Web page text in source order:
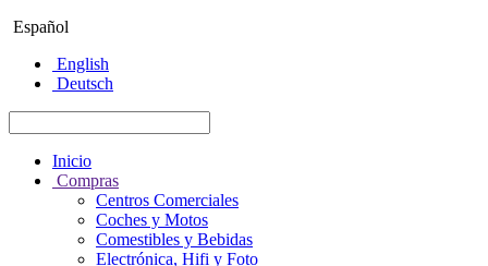
Español
English
Deutsch
Inicio
Compras
Centros Comerciales
Coches y Motos
Comestibles y Bebidas
Electrónica, Hifi y Foto